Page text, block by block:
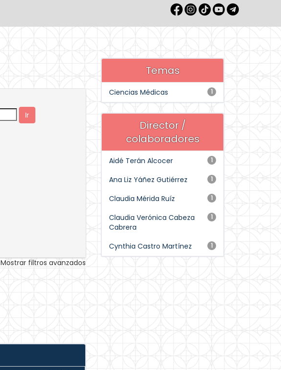
Mostrar filtros avanzados
Temas
1
Ciencias Médicas
Director /
colaboradores
1
Aidé Terán Alcocer
1
Ana Liz Yáñez Gutiérrez
1
Claudia Mérida Ruíz
1
Claudia Verónica Cabeza
Cabrera
1
Cynthia Castro Martínez